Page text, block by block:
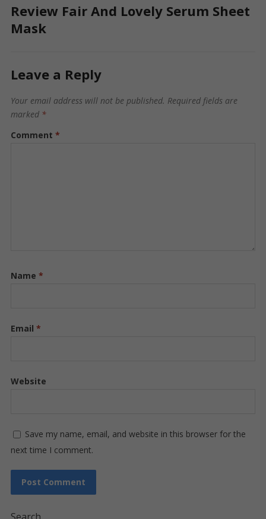
Review Fair And Lovely Serum Sheet
Mask
Leave a Reply
Your email address will not be published. Required fields are
marked *
Comment *
Name *
Email *
Website
Save my name, email, and website in this browser for the
next time I comment.